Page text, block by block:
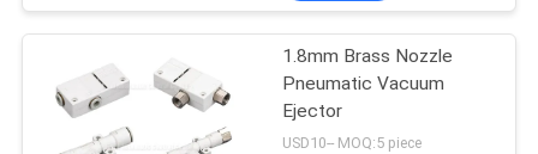
1.8mm Brass Nozzle
Pneumatic Vacuum
Ejector
USD10-- MOQ:5 piece